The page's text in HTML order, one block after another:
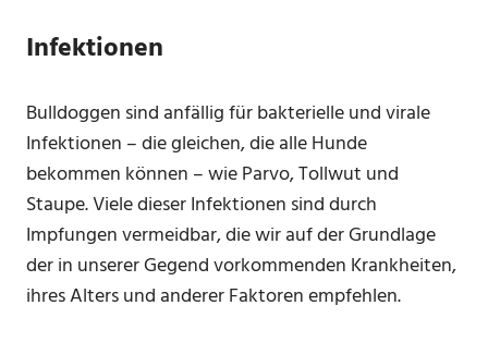
Infektionen
Bulldoggen sind anfällig für bakterielle und virale
Infektionen – die gleichen, die alle Hunde
bekommen können – wie Parvo, Tollwut und
Staupe. Viele dieser Infektionen sind durch
Impfungen vermeidbar, die wir auf der Grundlage
der in unserer Gegend vorkommenden Krankheiten,
ihres Alters und anderer Faktoren empfehlen.